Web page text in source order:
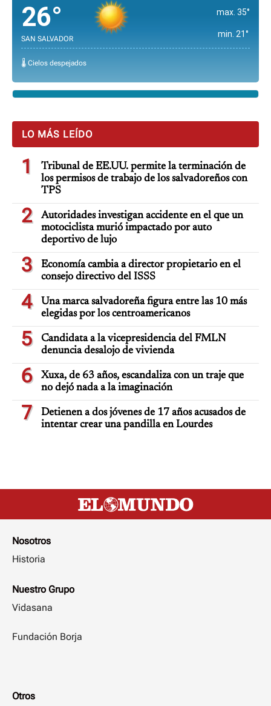
26°
SAN SALVADOR
max. 35°
min. 21°
🌡️ Cielos despejados
LO MÁS LEÍDO
1
Tribunal de EE.UU. permite la terminación de
los permisos de trabajo de los salvadoreños con
TPS
2
Autoridades investigan accidente en el que un
motociclista murió impactado por auto
deportivo de lujo
3
Economía cambia a director propietario en el
consejo directivo del ISSS
4
Una marca salvadoreña figura entre las 10 más
elegidas por los centroamericanos
5
Candidata a la vicepresidencia del FMLN
denuncia desalojo de vivienda
6
Xuxa, de 63 años, escandaliza con un traje que
no dejó nada a la imaginación
7
Detienen a dos jóvenes de 17 años acusados de
intentar crear una pandilla en Lourdes
Nosotros
Historia
Nuestro Grupo
Vidasana
Fundación Borja
Otros